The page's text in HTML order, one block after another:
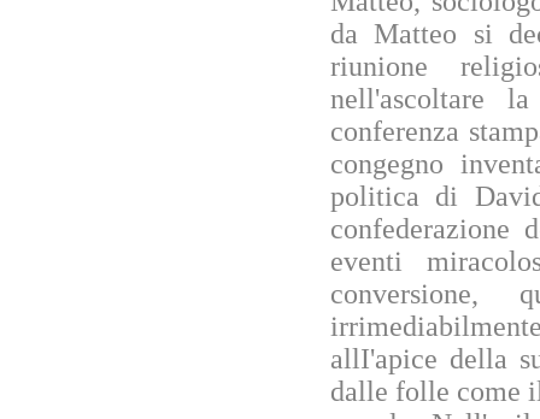
da Matteo si
riunione
nell'ascoltare
conferenza
congegno
politica di
confederazione
eventi
conversione,
allI'apice della
dalle folle come